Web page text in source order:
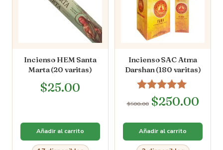
Incienso HEM Santa
Marta (20 varitas)
$25.00
Añadir al carrito
Incienso SAC Atma
Darshan (180 varitas)
Valorado en
5.00
$500.00 $250.00
Añadir al carrito